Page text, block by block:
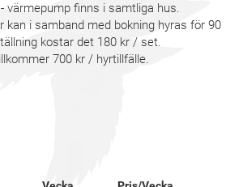
värmepump finns i samtliga hus.
kan i samband med bokning hyras för 90
kostar det 180 kr / set.
700 kr / hyrtillfälle.